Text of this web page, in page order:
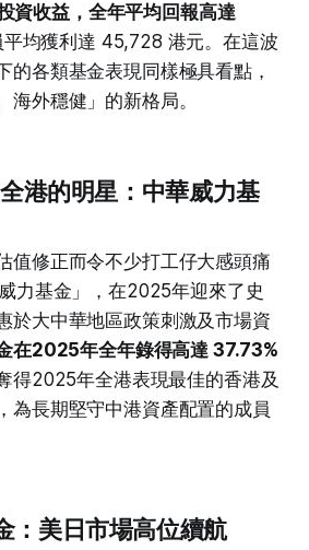
資收益，全年平均回報高達
平均獲利達 45,728 港元。在這波
的各類基金表現同樣極具看點，
海外穩健」的新格局。
港的明星：中華威力基
值修正而令不少打工仔大感頭痛
力基金」，在2025年迎來了史
於大中華地區政策刺激及市場資
在2025年全年錄得高達 37.73%
得2025年全港表現最佳的香港及
為長期堅守中港資產配置的成員
：美日市場高位續航